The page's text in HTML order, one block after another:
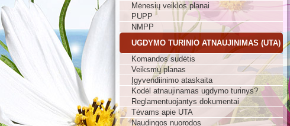
Mėnesių veiklos planai
PUPP
NMPP
UGDYMO TURINIO ATNAUJINIMAS (UTA)
Komandos sudėtis
Veiksmų planas
Įgyvendiinimo ataskaita
Kodėl atnaujinamas ugdymo turinys?
Reglamentuojantys dokumentai
Tėvams apie UTA
Naudingos nuorodos